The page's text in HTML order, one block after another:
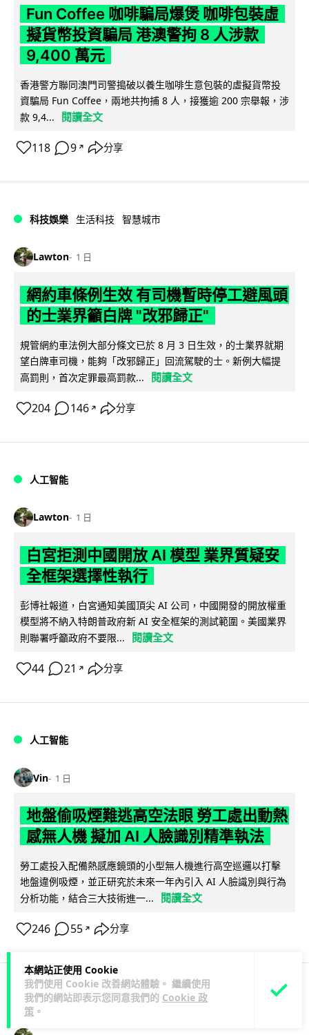
本網站正使用 Cookie
我們使用 Cookie 改善網站體驗。 繼續使用
我們的網站即表示您同意我們的 Cookie 政
策 。
Fun Coffee 咖啡騙局爆煲 咖啡包裝虛
擬貨幣投資騙局 港澳警拘 8 人涉款
9,400 萬元
香港警方聯同澳門司警搗破以養生咖啡生意包裝的虛擬貨幣投
資騙局 Fun Coffee，兩地共拘捕 8 人，接獲逾 200 宗舉報，涉
款 9,4...
閱讀全文
118 9 ↗ 分享
科技娛樂 生活科技 智慧城市
Lawton 1 日
網約車條例生效 有司機暫時停工避風頭
的士業界籲白牌 "改邪歸正"
規管網約車法例大部分條文已於 8 月 3 日生效，的士業界就期
望白牌車司機，能夠「改邪歸正」回流駕駛的士。新例大幅提
高罰則，首次定罪最高罰款...
閱讀全文
204 146 ↗ 分享
人工智能
Lawton 1 日
白宮拒測中國開放 AI 模型 業界質疑安
全框架選擇性執行
彭博社報道，白宮通知美國頂尖 AI 公司，中國開發的開放權重
模型將不納入特朗普政府新 AI 安全框架的測試範圍。美國業界
則聯署呼籲政府不要限...
閱讀全文
44 21 ↗ 分享
人工智能
Vin 1 日
地盤偷吸煙難逃高空法眼 勞工處出動熱
感無人機 擬加 AI 人臉識別精準執法
勞工處投入配備熱感應鏡頭的小型無人機進行高空巡邏以打擊
地盤違例吸煙，並正研究於未來一年內引入 AI 人臉識別與行為
分析功能，結合三大技術進一...
閱讀全文
246 55 ↗ 分享
人工智能